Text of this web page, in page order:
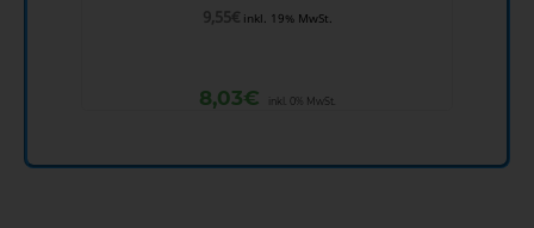
9,55€inkl. 19% MwSt.
8,03€ inkl. 0% MwSt.